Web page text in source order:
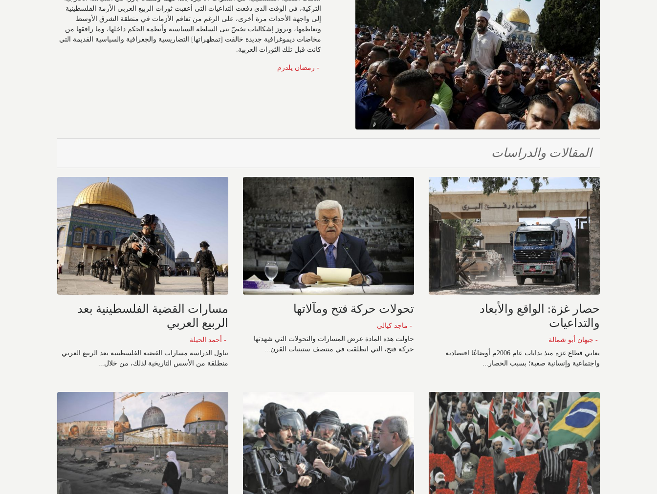
التركية، في الوقت الذي دفعت التداعيات التي أعقبت ثورات الربيع العربي الأزمة الفلسطينية
إلى واجهة الأحداث مرة أخرى، على الرغم من تفاقم الأزمات في منطقة الشرق الأوسط
وتعاظمها، وبروز إشكاليات تخصّ بنى السلطة السياسية وأنظمة الحكم داخلها، وما رافقها من
مخاضات ديموغرافية جديدة خالفت [تمظهراتها] التضاريسية والجغرافية والسياسية القديمة التي
كانت قبل تلك الثورات العربية.
- رمضان يلدرم
المقالات والدراسات
حصار غزة: الواقع والأبعاد
والتداعيات
- جيهان أبو شمالة
يعاني قطاع غزة منذ بدايات عام 2006م أوضاعًا اقتصادية
واجتماعية وإنسانية صعبة؛ بسبب الحصار...
تحولات حركة فتح ومآلاتها
- ماجد كيالي
حاولت هذه المادة عرض المسارات والتحولات التي شهدتها
حركة فتح، التي انطلقت في منتصف ستينيات القرن...
مسارات القضية الفلسطينية بعد
الربيع العربي
- أحمد الحيلة
تناول الدراسة مسارات القضية الفلسطينية بعد الربيع العربي
منطلقة من الأسس التاريخية لذلك، من خلال...